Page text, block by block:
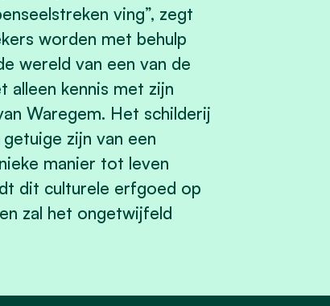
ving”, zegt
worden met behulp
wereld van een van de
alleen kennis met zijn
Waregem. Het schilderij
zijn van een
manier tot leven
dit culturele erfgoed op
zal het ongetwijfeld